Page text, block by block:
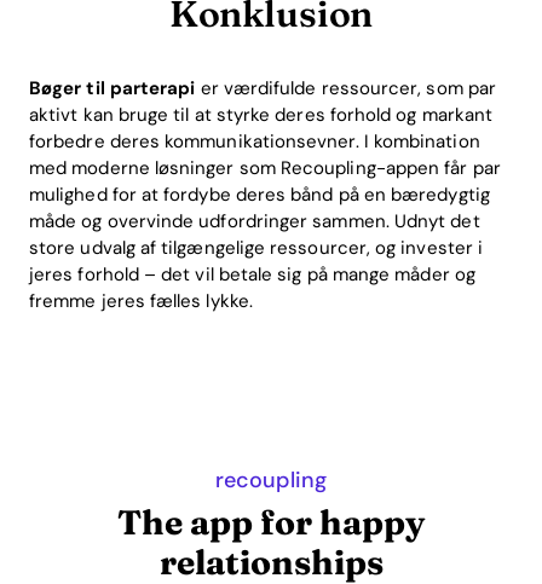
Konklusion
Bøger til parterapi er værdifulde ressourcer, som par
aktivt kan bruge til at styrke deres forhold og markant
forbedre deres kommunikationsevner. I kombination
med moderne løsninger som Recoupling-appen får par
mulighed for at fordybe deres bånd på en bæredygtig
måde og overvinde udfordringer sammen. Udnyt det
store udvalg af tilgængelige ressourcer, og invester i
jeres forhold – det vil betale sig på mange måder og
fremme jeres fælles lykke.
recoupling
The app for happy
relationships